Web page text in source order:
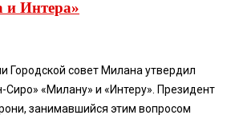
и Интера»
Городской совет Милана утвердил
«Милану» и «Интеру». Президент
занимавшийся этим вопросом